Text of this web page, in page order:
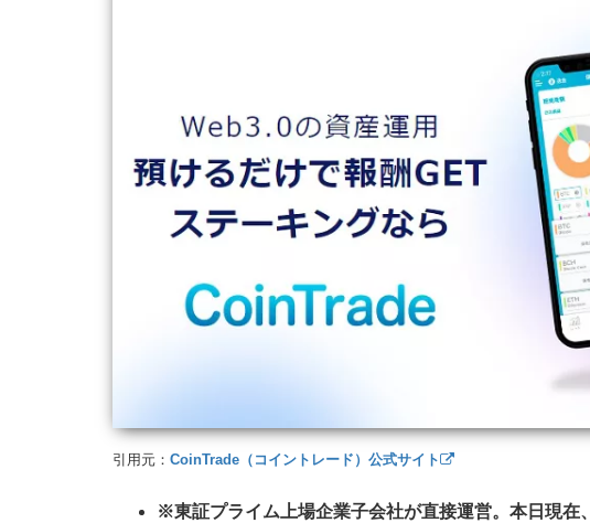
引用元： CoinTrade（コイントレード）公式サイト
※東証プライム上場企業子会社が直接運営。本日現在、